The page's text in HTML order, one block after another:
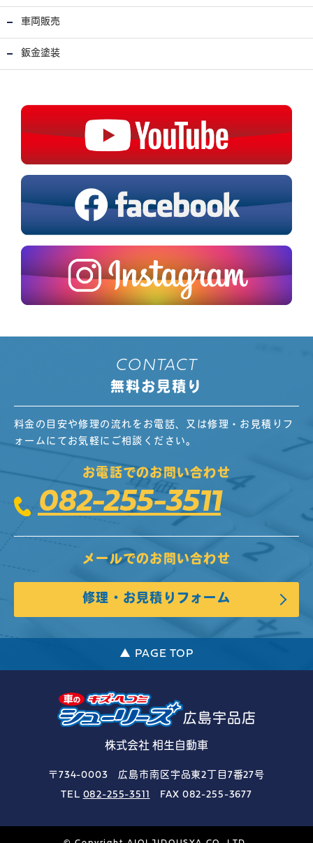
車両販売
鈑金塗装
CONTACT
無料お見積り
料金の目安や修理の流れをお電話、又は修理・お見積りフ
ォームにてお気軽にご相談ください。
お電話でのお問い合わせ
082-255-3511
メールでのお問い合わせ
修理・お見積りフォーム
▲ PAGE TOP
広島宇品店
株式会社 相生自動車
〒734-0003 広島市南区宇品東2丁目7番27号
TEL 082-255-3511 FAX 082-255-3677